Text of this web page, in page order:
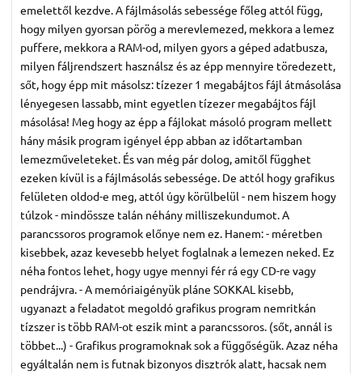
emelettől kezdve. A fájlmásolás sebessége főleg attól függ,
hogy milyen gyorsan pörög a merevlemezed, mekkora a lemez
puffere, mekkora a RAM-od, milyen gyors a géped adatbusza,
milyen fáljrendszert használsz és az épp mennyire töredezett,
sőt, hogy épp mit másolsz: tízezer 1 megabájtos fájl átmásolása
lényegesen lassabb, mint egyetlen tízezer megabájtos fájl
másolása! Meg hogy az épp a fájlokat másoló program mellett
hány másik program igényel épp abban az időtartamban
lemezműveleteket. És van még pár dolog, amitől függhet
ezeken kívül is a fájlmásolás sebessége. De attól hogy grafikus
felületen oldod-e meg, attól úgy körülbelül - nem hiszem hogy
túlzok - mindössze talán néhány milliszekundumot. A
parancssoros programok előnye nem ez. Hanem: - méretben
kisebbek, azaz kevesebb helyet foglalnak a lemezen neked. Ez
néha fontos lehet, hogy ugye mennyi fér rá egy CD-re vagy
pendrájvra. - A memóriaigényük pláne SOKKAL kisebb,
ugyanazt a feladatot megoldó grafikus program nemritkán
tízszer is több RAM-ot eszik mint a parancssoros. (sőt, annál is
többet...) - Grafikus programoknak sok a függőségük. Azaz néha
egyáltalán nem is futnak bizonyos disztrók alatt, hacsak nem